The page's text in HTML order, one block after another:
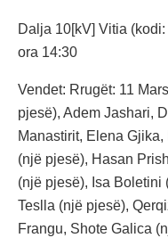
Dalja 10[kV] Vitia
ora 14:30
Vendet: Rrugët: 11
pjesë), Adem Jashari,
Manastirit, Elena
(një pjesë), Hasan
(një pjesë), Isa Boletini
Teslla (një pjesë),
Frangu, Shote Galica